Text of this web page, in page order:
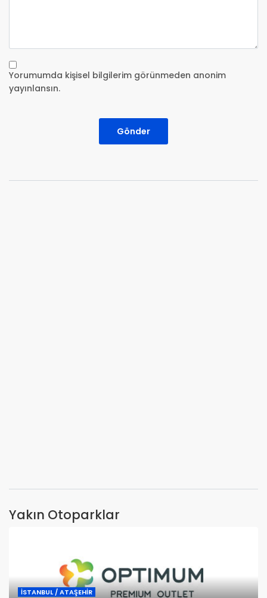
Yorumumda kişisel bilgilerim görünmeden anonim
yayınlansın.
Gönder
Yakın Otoparklar
İSTANBUL / ATAŞEHİR